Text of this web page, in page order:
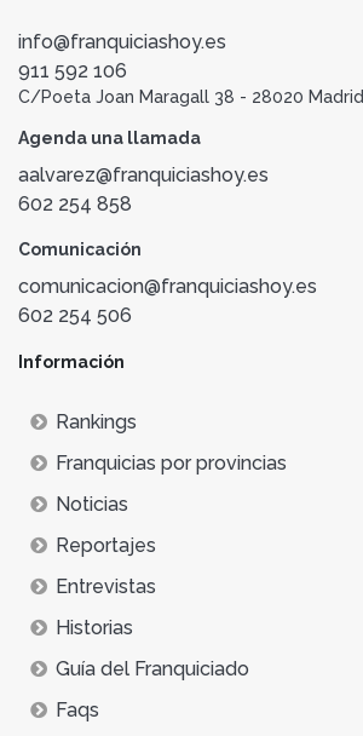
info@franquiciashoy.es
911 592 106
C/Poeta Joan Maragall 38 - 28020 Madrid
Agenda una llamada
aalvarez@franquiciashoy.es
602 254 858
Comunicación
comunicacion@franquiciashoy.es
602 254 506
Información
Rankings
Franquicias por provincias
Noticias
Reportajes
Entrevistas
Historias
Guía del Franquiciado
Faqs